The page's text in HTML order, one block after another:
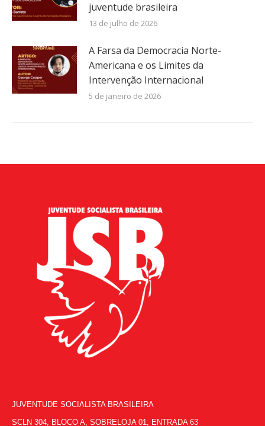
juventude brasileira
13 de julho de 2026
A Farsa da Democracia Norte-
Americana e os Limites da
Intervenção Internacional
5 de janeiro de 2026
JUVENTUDE SOCIALISTA BRASILEIRA
SCLN 304, BLOCO A, SOBRELOJA 01, ENTRADA 63